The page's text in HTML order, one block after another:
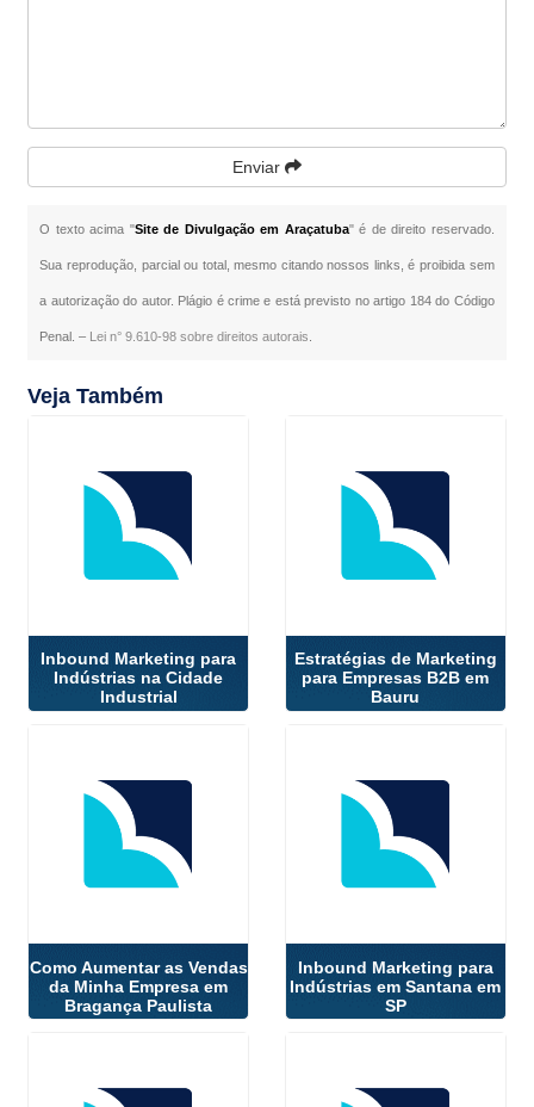
Enviar
O texto acima "Site de Divulgação em Araçatuba" é de direito reservado.
Sua reprodução, parcial ou total, mesmo citando nossos links, é proibida sem
a autorização do autor. Plágio é crime e está previsto no artigo 184 do Código
Penal. – Lei n° 9.610-98 sobre direitos autorais
Veja Também
Inbound Marketing para
Indústrias na Cidade
Industrial
Estratégias de Marketing
para Empresas B2B em
Bauru
Como Aumentar as Vendas
da Minha Empresa em
Bragança Paulista
Inbound Marketing para
Indústrias em Santana em
SP